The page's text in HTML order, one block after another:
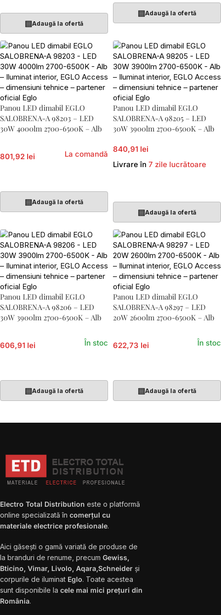
▤Adaugă la ofertă
▤Adaugă la ofertă
Panou LED dimabil EGLO
SALOBRENA-A 98203 – LED
30W 4000lm 2700-6500K – Alb
801,92 lei La comandă
▤Adaugă la ofertă
Panou LED dimabil EGLO
SALOBRENA-A 98205 – LED
30W 3900lm 2700-6500K – Alb
840,91 lei
Livrare în 7 zile lucrătoare
▤Adaugă la ofertă
Panou LED dimabil EGLO
SALOBRENA-A 98206 – LED
30W 3900lm 2700-6500K – Alb
606,91 lei În stoc
▤Adaugă la ofertă
Panou LED dimabil EGLO
SALOBRENA-A 98297 – LED
20W 2600lm 2700-6500K – Alb
622,73 lei În stoc
▤Adaugă la ofertă
Electro Total Distribution este o platformă
online specializată în comerțul cu
materiale electrice profesionale.
Aici găsești o gamă variată de produse de
la branduri de renume, precum Gewiss,
Bticino, Vimar, Livolo, Aqara,Schneider și
corpurile de iluminat Eglo. Toate acestea
sunt disponibile la cele mai mici prețuri din
România.